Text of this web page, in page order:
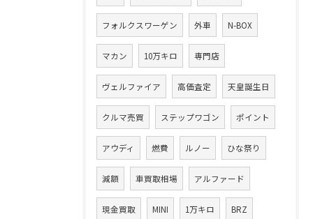
フォルクスワーゲン 外車 N-BOX
マカン 10万キロ 専門店
ヴェルファイア 高価査定 天皇誕生日
クルマ売買 ステップワゴン ポイント
アウディ 燃費 ルノー ひな祭り
減額 車買取相場 アルファード
現金買取 MINI 1万キロ BRZ